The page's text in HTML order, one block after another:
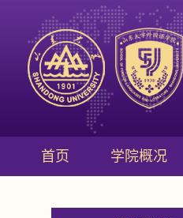
首页 学院概况